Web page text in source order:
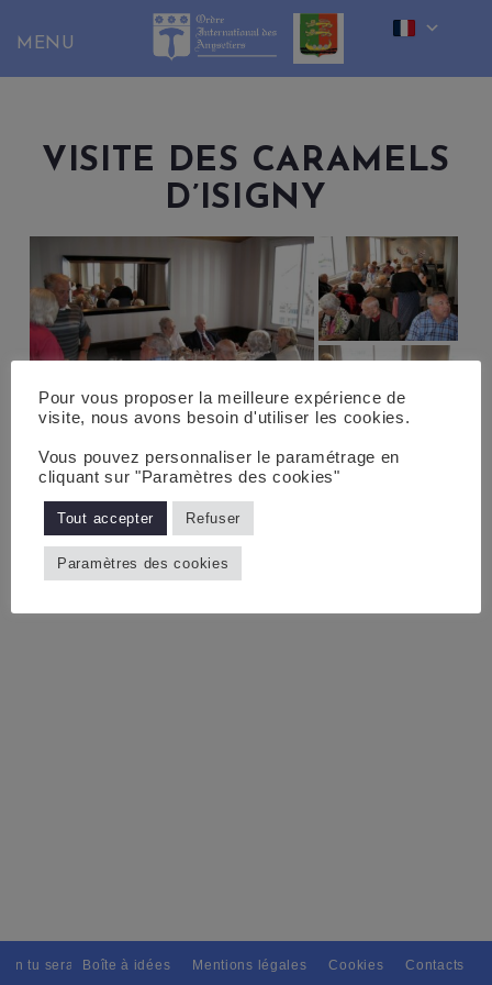
content
VISITE DES CARAMELS
D’ISIGNY
tu seras, Pour tous avec discernement. // L'amitié tu
Boîte à idées Mentions légales Cookies Contacts
Pour vous proposer la meilleure expérience de
visite, nous avons besoin d'utiliser les cookies.
Vous pouvez personnaliser le paramétrage en
cliquant sur "Paramètres des cookies"
Tout accepter Refuser
Paramètres des cookies